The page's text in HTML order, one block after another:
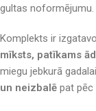
gultas noformējumu.
Komplekts ir
mīksts, patīkams
miegu jebkurā
un neizbalē pat pēc